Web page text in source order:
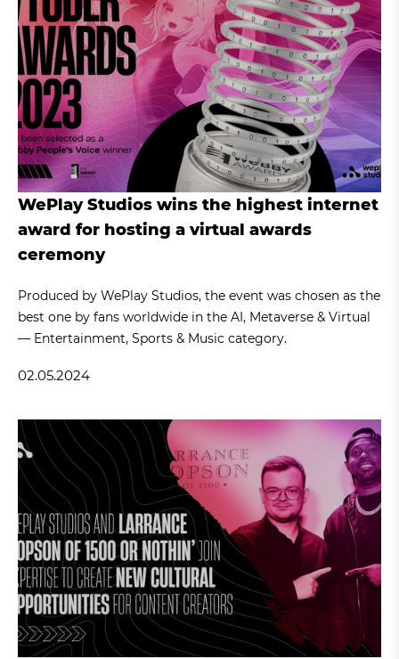
WePlay Studios wins the highest internet
award for hosting a virtual awards
ceremony
Produced by WePlay Studios, the event was chosen as the
best one by fans worldwide in the AI, Metaverse & Virtual
— Entertainment, Sports & Music category.
02.05.2024